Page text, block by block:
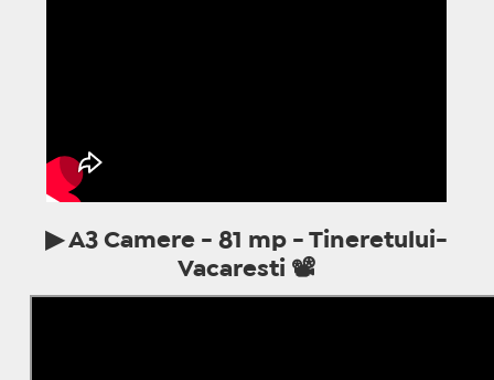
▶ A3 Camere - 81 mp - Tineretului-
Vacaresti 📽